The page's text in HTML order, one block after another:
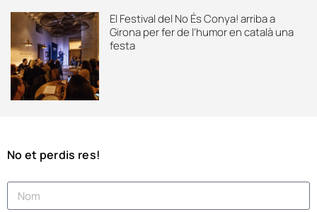
El Festival del No És Conya! arriba a
Girona per fer de l’humor en català una
festa
No et perdis res!